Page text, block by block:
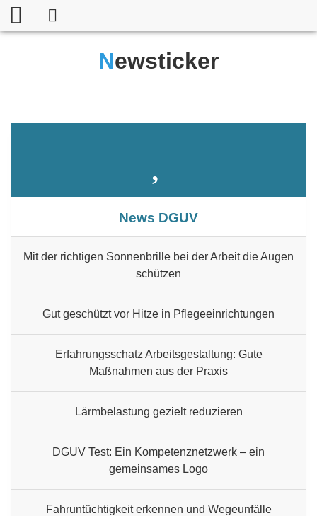
Newsticker
News DGUV
Mit der richtigen Sonnenbrille bei der Arbeit die Augen
schützen
Gut geschützt vor Hitze in Pflegeeinrichtungen
Erfahrungsschatz Arbeitsgestaltung: Gute
Maßnahmen aus der Praxis
Lärmbelastung gezielt reduzieren
DGUV Test: Ein Kompetenznetzwerk – ein
gemeinsames Logo
Fahruntüchtigkeit erkennen und Wegeunfälle